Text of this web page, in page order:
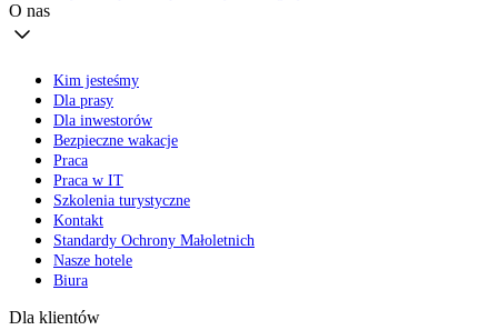
O nas
Kim jesteśmy
Dla prasy
Dla inwestorów
Bezpieczne wakacje
Praca
Praca w IT
Szkolenia turystyczne
Kontakt
Standardy Ochrony Małoletnich
Nasze hotele
Biura
Dla klientów